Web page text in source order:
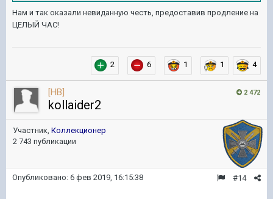
Нам и так оказали невиданную честь, предоставив продление на
ЦЕЛЫЙ ЧАС!
2 6 1 1 4
2 472
[HB]
kollaider2
Участник, Коллекционер
2 743 публикации
#14
Опубликовано: 6 фев 2019, 16:15:38